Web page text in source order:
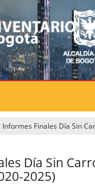
Informes Finales Día Sin
Día Sin
2025)